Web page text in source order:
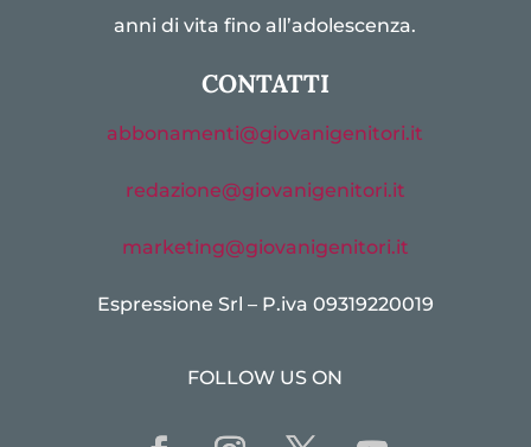
anni di vita fino all’adolescenza.
CONTATTI
abbonamenti@giovanigenitori.it
redazione@giovanigenitori.it
marketing@giovanigenitori.it
Espressione Srl – P.iva 09319220019
FOLLOW US ON